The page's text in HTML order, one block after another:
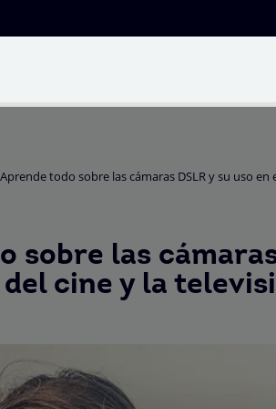
Aprende todo sobre las cámaras DSLR y su uso
sobre las
cine y la